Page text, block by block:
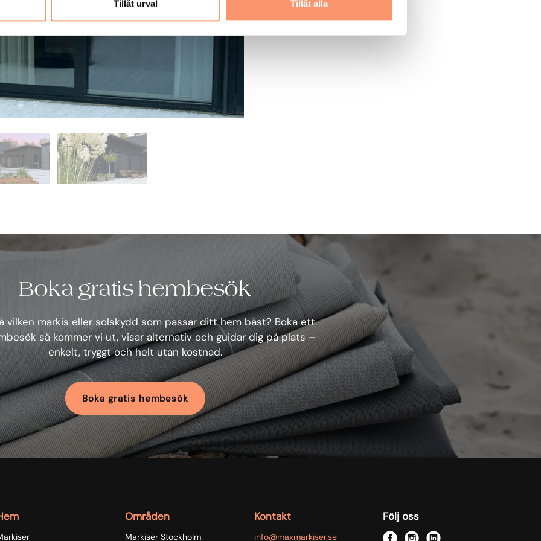
Tillåt urval Tillåt alla
Boka gratis hembesök
vilken markis eller solskydd som passar ditt hem bäst? Boka ett
så kommer vi ut, visar alternativ och guidar dig på plats –
enkelt, tryggt och helt utan kostnad.
Boka gratis hembesök
Områden
Markiser Stockholm
Kontakt
info@maxmarkiser.se
Följ oss